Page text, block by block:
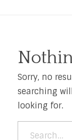
Sorry, no
searching
looking for.